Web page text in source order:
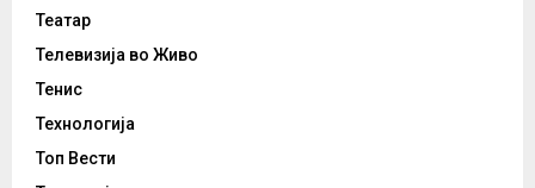
Театар
Телевизија во Живо
Тенис
Технологија
Топ Вести